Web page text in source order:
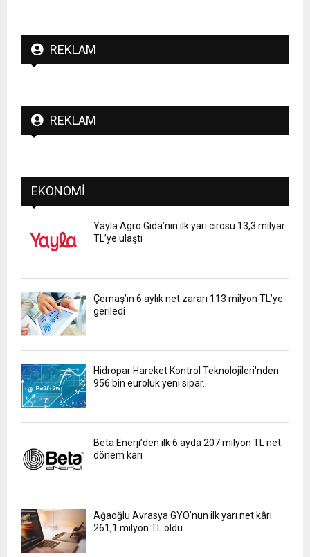
REKLAM
REKLAM
EKONOMI
Yayla Agro Gıda’nın ilk yarı cirosu 13,3 milyar
TL’ye ulaştı
Çemaş’ın 6 aylık net zararı 113 milyon TL’ye
geriledi
Hidropar Hareket Kontrol Teknolojileri'nden
956 bin euroluk yeni sipar..
Beta Enerji’den ilk 6 ayda 207 milyon TL net
dönem karı
Ağaoğlu Avrasya GYO’nun ilk yarı net kârı
261,1 milyon TL oldu